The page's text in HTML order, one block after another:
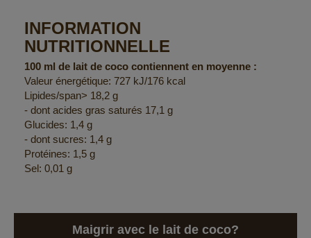
INFORMATION
NUTRITIONNELLE
100 ml de lait de coco contiennent en moyenne :
Valeur énergétique: 727 kJ/176 kcal
Lipides/span> 18,2 g
- dont acides gras saturés 17,1 g
Glucides: 1,4 g
- dont sucres: 1,4 g
Protéines: 1,5 g
Sel: 0,01 g
Maigrir avec le lait de coco?